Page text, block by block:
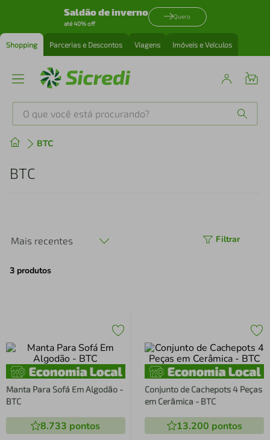
Saldão de inverno
até 40% off
Quero
Shopping Parcerias e Descontos Viagens Imóveis e Veículos
O que você está procurando?
BTC
BTC
Mais recentes Filtrar
3 produtos
Manta Para Sofá Em Algodão -
BTC
8.733 pontos
Conjunto de Cachepots 4 Peças
em Cerâmica - BTC
13.200 pontos
Produtos mais buscados
1º
perfume
4º air fryer